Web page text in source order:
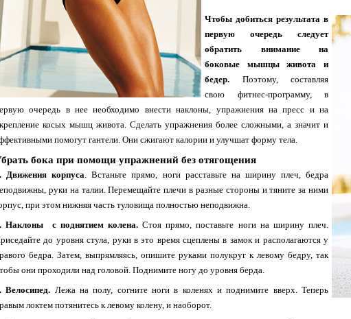
Чтобы добиться результата в
первую очередь следует
обратить внимание на
боковые мышцы живота и
бедер. Поэтому, составляя
свою фитнес-программу, в
очередь в нее необходимо внести наклоны, упражнения на пресс и на
косых мышц живота. Сделать упражнения более сложными, а значит и
помогут гантели. Они сжигают калории и улучшат форму тела.
бока при помощи упражнений без отягощения
Движения корпуса. Встаньте прямо, ноги расставьте на ширину плеч, бедра
руки на талии. Перемещайте плечи в разные стороны и тяните за ними
при этом нижняя часть туловища полностью неподвижна.
Наклоны с поднятием колена.Стоя прямо, поставьте ноги на ширину плеч.
до уровня стула, руки в это время сцеплены в замок и располагаются у
бедра. Затем, выпрямляясь, опишите руками полукруг к левому бедру, так
они проходили над головой. Поднимите ногу до уровня берда.
Велосипед. Лежа на полу, согните ноги в коленях и поднимите вверх. Теперь
локтем потянитесь к левому колену, и наоборот.